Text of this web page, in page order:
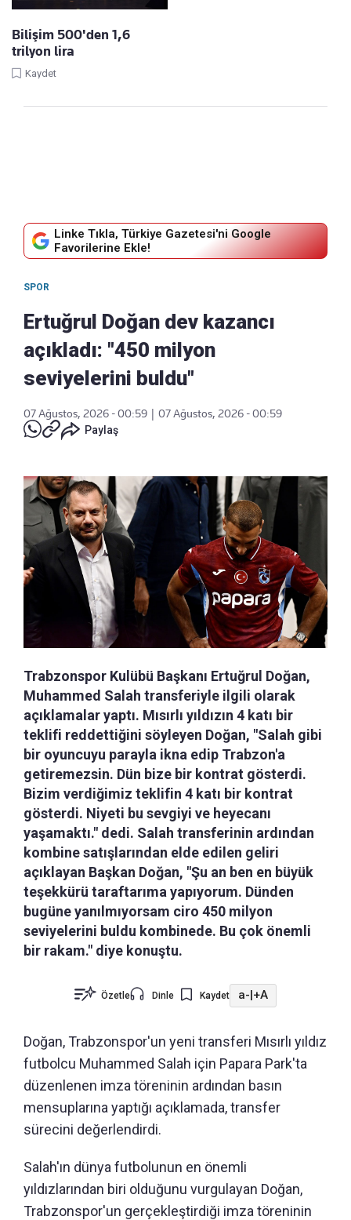
Bilişim 500'den 1,6
trilyon lira
Kaydet
Linke Tıkla, Türkiye Gazetesi'ni Google
Favorilerine Ekle!
SPOR
Ertuğrul Doğan dev kazancı
açıkladı: "450 milyon
seviyelerini buldu"
07 Ağustos, 2026 - 00:59
07 Ağustos, 2026 - 00:59
Paylaş
Trabzonspor Kulübü Başkanı Ertuğrul Doğan,
Muhammed Salah transferiyle ilgili olarak
açıklamalar yaptı. Mısırlı yıldızın 4 katı bir
teklifi reddettiğini söyleyen Doğan, "Salah gibi
bir oyuncuyu parayla ikna edip Trabzon'a
getiremezsin. Dün bize bir kontrat gösterdi.
Bizim verdiğimiz teklifin 4 katı bir kontrat
gösterdi. Niyeti bu sevgiyi ve heyecanı
yaşamaktı." dedi. Salah transferinin ardından
kombine satışlarından elde edilen geliri
açıklayan Başkan Doğan, "Şu an ben en büyük
teşekkürü taraftarıma yapıyorum. Dünden
bugüne yanılmıyorsam ciro 450 milyon
seviyelerini buldu kombinede. Bu çok önemli
bir rakam." diye konuştu.
Özetle Dinle Kaydet a-|+A
Doğan, Trabzonspor'un yeni transferi Mısırlı yıldız
futbolcu Muhammed Salah için Papara Park'ta
düzenlenen imza töreninin ardından basın
mensuplarına yaptığı açıklamada, transfer
sürecini değerlendirdi.
Salah'ın dünya futbolunun en önemli
yıldızlarından biri olduğunu vurgulayan Doğan,
Trabzonspor'un gerçekleştirdiği imza töreninin